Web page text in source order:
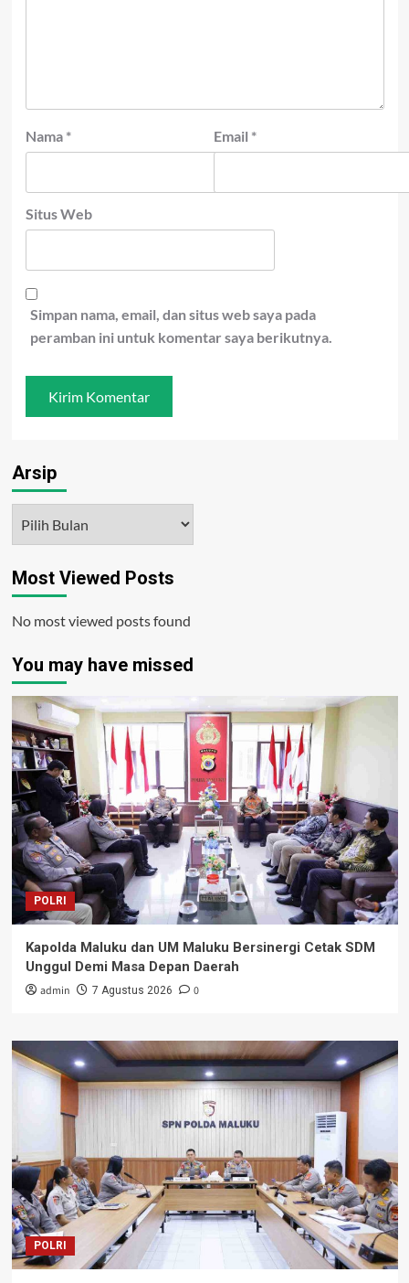
Nama * Email *
Situs Web
Simpan nama, email, dan situs web saya pada
peramban ini untuk komentar saya berikutnya.
Arsip
Most Viewed Posts
No most viewed posts found
You may have missed
POLRI
Kapolda Maluku dan UM Maluku Bersinergi Cetak SDM
Unggul Demi Masa Depan Daerah
admin 7 Agustus 2026 0
POLRI